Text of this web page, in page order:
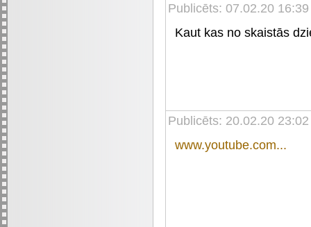
Publicēts: 07.02.20 16:39
Kaut kas no skaistās
Publicēts: 20.02.20 23:02
www.youtube.com...